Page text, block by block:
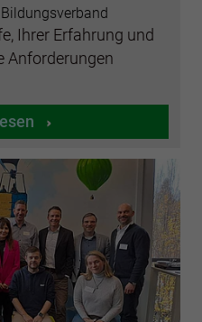
Ihrer Erfahrung und
Anforderungen